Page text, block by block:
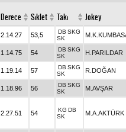
Derece Sıklet Takı Jokey
2.14.27 53,5 DB SKG
SK
1.14.75 54 DB SKG
SK
H.PARILDAR
1.19.14 57 DB SKG
SK
R.DOĞAN
1.18.96 56 DB SKG
SK
M.AVŞAR
2.27.51 54 KG DB
SK
M.A.AKTÜRK